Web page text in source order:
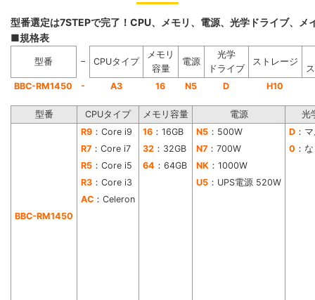
型番選定は7STEPで完了！CPU、メモリ、電源、光学ドライブ、
■規格表
型番 − CPUタイプ
メモリ
容量
電源
光学
ドライブ
ストレージ
BBC-RM1450
- A3 16 N5 D H10
型番 CPUタイプ メモリ容量 電源 光
BBC-RM1450
R9 ：Core i9 16 ：16GB N5 ：500W D ：
R7 ：Core i7 32 ：32GB N7 ：700W 0 ：
R5 ：Core i5 64 ：64GB NK ：1000W
R3 ：Core i3 U5 ：UPS電源 520W
AC ：Celeron